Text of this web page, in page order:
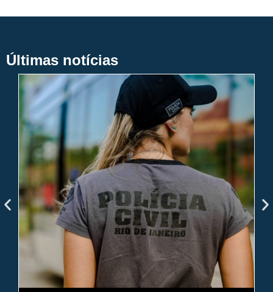
Últimas notícias